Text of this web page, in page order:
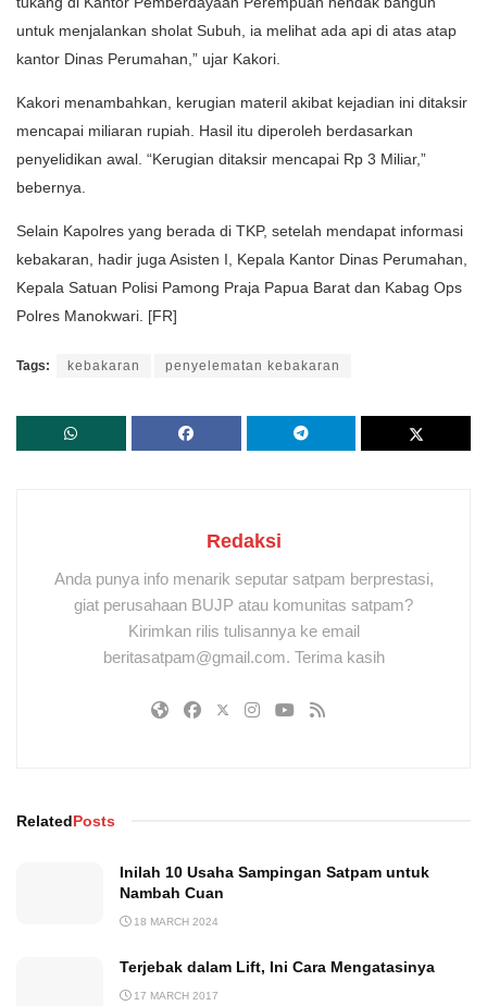
untuk menjalankan sholat Subuh, ia melihat ada api di atas atap
kantor Dinas Perumahan,” ujar Kakori.
Kakori menambahkan, kerugian materil akibat kejadian ini ditaksir
mencapai miliaran rupiah. Hasil itu diperoleh berdasarkan
penyelidikan awal. “Kerugian ditaksir mencapai Rp 3 Miliar,”
bebernya.
Selain Kapolres yang berada di TKP, setelah mendapat informasi
kebakaran, hadir juga Asisten I, Kepala Kantor Dinas Perumahan,
Kepala Satuan Polisi Pamong Praja Papua Barat dan Kabag Ops
Polres Manokwari. [FR]
Tags: kebakaran penyelematan kebakaran
Redaksi
Anda punya info menarik seputar satpam berprestasi,
giat perusahaan BUJP atau komunitas satpam?
Kirimkan rilis tulisannya ke email
beritasatpam@gmail.com. Terima kasih
RelatedPosts
Inilah 10 Usaha Sampingan Satpam untuk
Nambah Cuan
18 MARCH 2024
Terjebak dalam Lift, Ini Cara Mengatasinya
17 MARCH 2017